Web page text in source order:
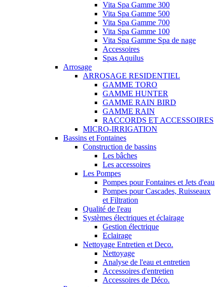
Vita Spa Gamme 300
Vita Spa Gamme 500
Vita Spa Gamme 700
Vita Spa Gamme 100
Vita Spa Gamme Spa de nage
Accessoires
Spas Aquilus
Arrosage
ARROSAGE RESIDENTIEL
GAMME TORO
GAMME HUNTER
GAMME RAIN BIRD
GAMME RAIN
RACCORDS ET ACCESSOIRES
MICRO-IRRIGATION
Bassins et Fontaines
Construction de bassins
Les bâches
Les accessoires
Les Pompes
Pompes pour Fontaines et Jets d'eau
Pompes pour Cascades, Ruisseaux
et Filtration
Qualité de l'eau
Systèmes électriques et éclairage
Gestion électrique
Eclairage
Nettoyage Entretien et Deco.
Nettoyage
Analyse de l'eau et entretien
Accessoires d'entretien
Accessoires de Déco.